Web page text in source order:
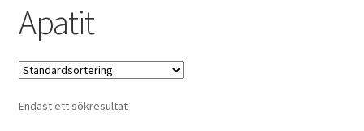
Apatit
Endast ett sökresultat